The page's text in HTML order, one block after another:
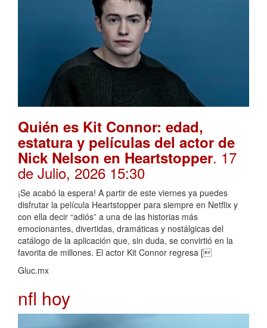
Quién es Kit Connor: edad,
estatura y películas del actor de
Nick Nelson en Heartstopper. 17
de Julio, 2026 15:30
¡Se acabó la espera! A partir de este viernes ya puedes
disfrutar la película Heartstopper para siempre en Netflix y
con ella decir “adiós” a una de las historias más
emocionantes, divertidas, dramáticas y nostálgicas del
catálogo de la aplicación que, sin duda, se convirtió en la
favorita de millones. El actor Kit Connor regresa [
Gluc.mx
nfl hoy